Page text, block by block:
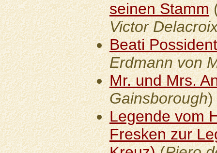
seinen Stamm
Victor
Beati
Erdmann von
Mr. und Mrs.
Gainsborough)
Legende vom
Fresken zur